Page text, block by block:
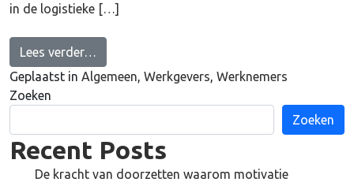
in de logistieke […]
Lees verder…
Geplaatst in Algemeen Werkgevers Werknemers
Zoeken
Zoeken
Recent Posts
De kracht van doorzetten waarom motivatie